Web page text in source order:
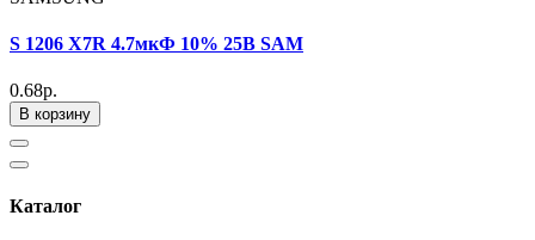
S 1206 X7R 4.7мкФ 10% 25В SAM
0.68р.
В корзину
Каталог